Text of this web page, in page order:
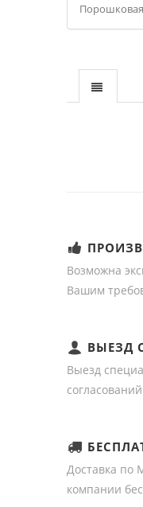
Порошковая
Возможна
Вашим
ВЫЕЗД
Выезд
Доставка по
компании